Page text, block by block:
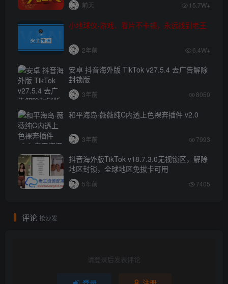
前天 15.7W+
小地球仪-游戏、看片不卡顿，永远找到老王
2年前 6.4W+
安卓 抖音海外版 TikTok v27.5.4 去广告解除
封锁版
3年前 8050
和平海岛·薇薇纯C内透上色裸奔插件 v2.0
3年前 7993
抖音海外版TikTok v18.7.3.0无视锁区，解除
地区封锁，全球地区免拔卡可用
5年前 7405
评论 抢沙发
请登录后发表评论